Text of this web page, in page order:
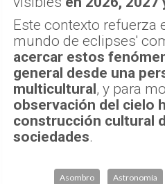
Este contexto refuerza
mundo de eclipses'
acercar estos
general desde una
multicultural, y para
observación del cielo
construcción cultural
sociedades.
Asombro Astronomía